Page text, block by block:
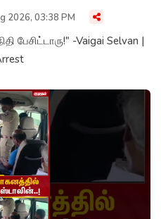
2026, 03:38 PM
பேசிட்டாரு!" -Vaigai Selvan |